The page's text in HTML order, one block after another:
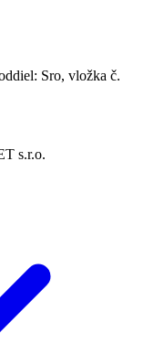
Sro, vložka č.
s.r.o.